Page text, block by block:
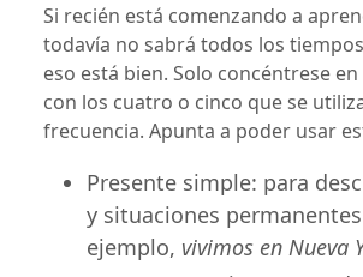
Si recién está comenzando a
todavía no sabrá todos los
eso está bien. Solo concéntrese
con los cuatro o cinco que se
frecuencia. Apunta a poder usar
Presente simple: para
y situaciones
ejemplo, vivimos en Nueva